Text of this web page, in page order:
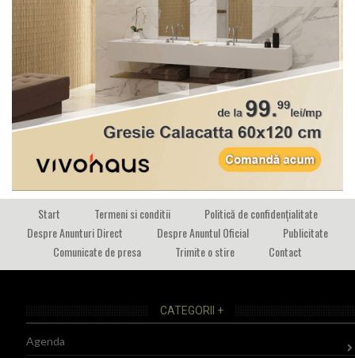
Start Termeni si conditii
Politică de confidențialitate
Despre Anunturi Direct
Despre Anuntul Oficial
Publicitate
Comunicate de presa
Trimite o stire Contact
CATEGORII +
Agenda